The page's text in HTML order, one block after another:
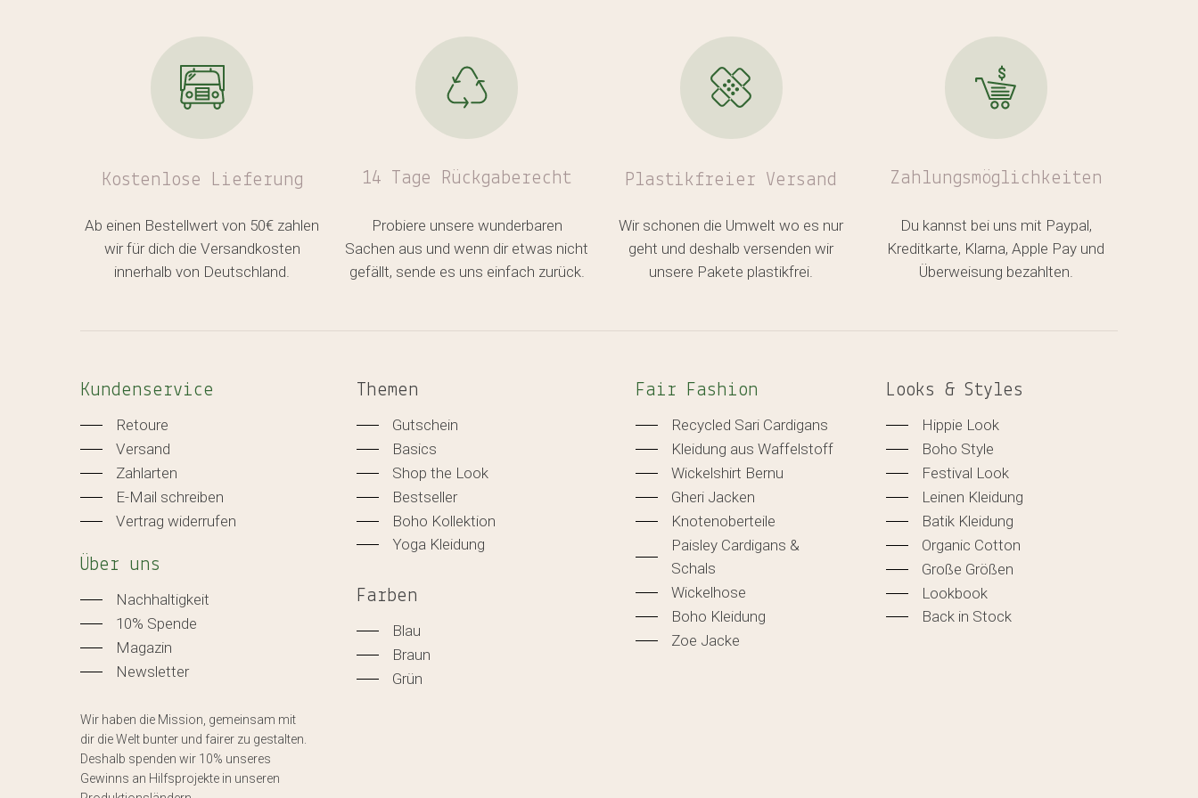
Kostenlose Lieferung
Ab einen Bestellwert von 50€ zahlen
wir für dich die Versandkosten
innerhalb von Deutschland.
14 Tage Rückgaberecht
Probiere unsere wunderbaren
Sachen aus und wenn dir etwas nicht
gefällt, sende es uns einfach zurück.
Plastikfreier Versand
Wir schonen die Umwelt wo es nur
geht und deshalb versenden wir
unsere Pakete plastikfrei.
Zahlungsmöglichkeiten
Du kannst bei uns mit Paypal,
Kreditkarte, Klarna, Apple Pay und
Überweisung bezahlten.
Kundenservice
Retoure
Versand
Zahlarten
E-Mail schreiben
Vertrag widerrufen
Über uns
Nachhaltigkeit
10% Spende
Magazin
Newsletter
Wir haben die Mission, gemeinsam mit
dir die Welt bunter und fairer zu gestalten.
Deshalb spenden wir 10% unseres
Gewinns an Hilfsprojekte in unseren
Themen
Gutschein
Basics
Shop the Look
Bestseller
Boho Kollektion
Yoga Kleidung
Farben
Blau
Braun
Grün
Fair Fashion
Recycled Sari Cardigans
Kleidung aus Waffelstoff
Wickelshirt Bernu
Gheri Jacken
Knotenoberteile
Paisley Cardigans &
Schals
Wickelhose
Boho Kleidung
Zoe Jacke
Looks & Styles
Hippie Look
Boho Style
Festival Look
Leinen Kleidung
Batik Kleidung
Organic Cotton
Große Größen
Lookbook
Back in Stock